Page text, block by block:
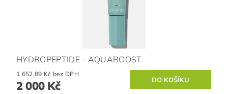
HYDROPEPTIDE - AQUABOOST
1 652,89 Kč bez DPH
2 000 Kč